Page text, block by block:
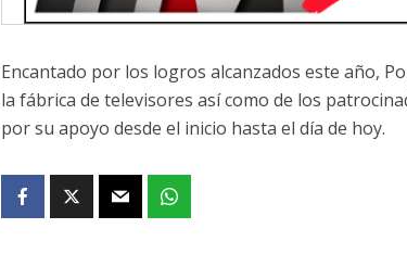
Encantado por los logros alcanzados este año,
la fábrica de televisores así como de los
por su apoyo desde el inicio hasta el día de hoy.